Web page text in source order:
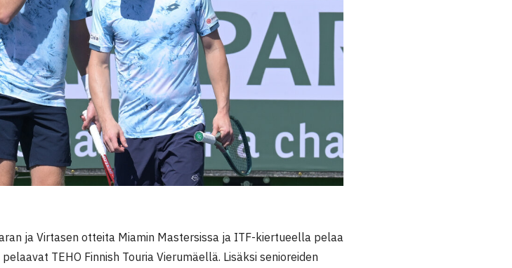
ja Virtasen otteita Miamin Mastersissa ja ITF-kiertueella pelaa
TEHO Finnish Touria Vierumäellä. Lisäksi senioreiden